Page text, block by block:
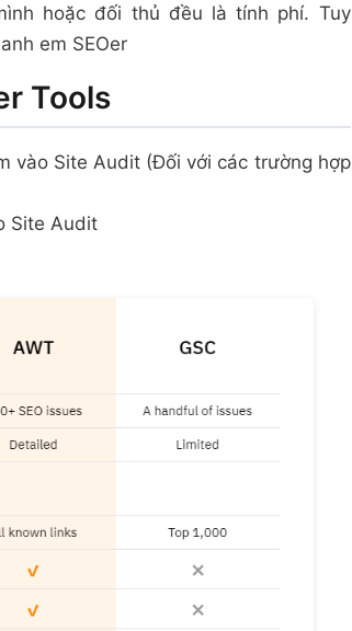
hoặc đối thủ đều là tính phí. Tuy
em SEOer
Tools
vào Site Audit (Đối với các trường hợp
Site Audit